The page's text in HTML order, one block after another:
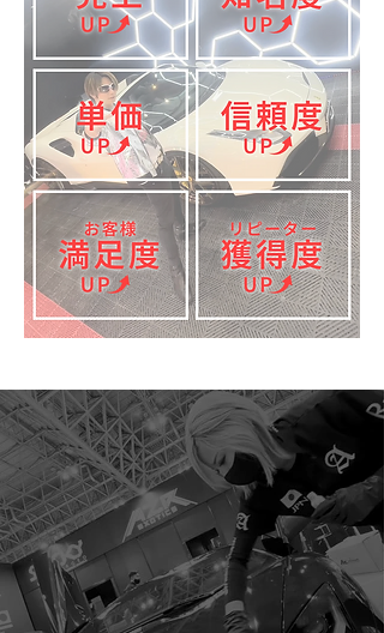
まずは無料相談を。
無料相談のお申込みはこちら↓
希望日を3候補ご記入お願いいたします。
お問い合わせ